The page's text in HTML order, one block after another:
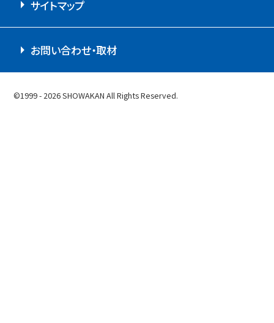
サイトマップ
お問い合わせ・取材
©1999 - 2026 SHOWAKAN All Rights Reserved.